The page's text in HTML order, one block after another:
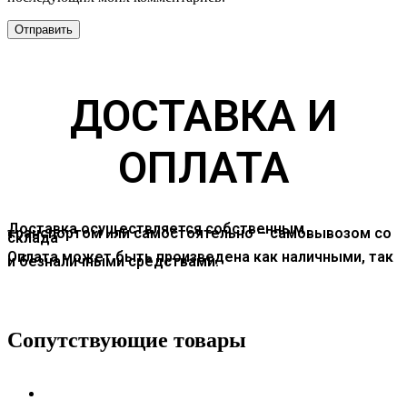
ДОСТАВКА И
ОПЛАТА
Доставка осуществляется собственным
транспортом или самостоятельно – самовывозом со
склада
Оплата может быть произведена как наличными, так
и безналичными средствами.
Сопутствующие товары